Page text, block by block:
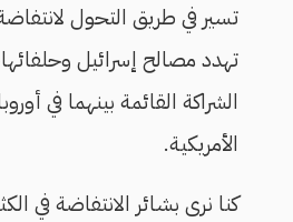
تسير في طريق التحول
تهدد مصالح إسرائيل
الشراكة القائمة بينهما في
الأمريكية.
كنا نرى بشائر الانتفاضة في